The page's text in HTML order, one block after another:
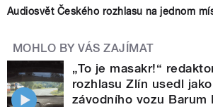
Audiosvět Českého rozhlasu na jednom
MOHLO BY VÁS ZAJÍMAT
„To je masakr!“
rozhlasu Zlín usedl
závodního vozu Barum